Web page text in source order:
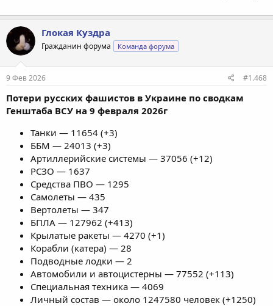
Глокая Куздра
Гражданин форума Команда форума
9 Фев 2026 #1.468
Потери русских фашистов в Украине по сводкам
Генштаба ВСУ на 9 февраля 2026г
Танки — 11654 (+3)
ББМ — 24013 (+3)
Артиллерийские системы — 37056 (+12)
РСЗО — 1637
Средства ПВО — 1295
Самолеты — 435
Вертолеты — 347
БПЛА — 127962 (+413)
Крылатые ракеты — 4270 (+1)
Корабли (катера) — 28
Подводные лодки — 2
Автомобили и автоцистерны — 77552 (+113)
Специальная техника — 4069
Личный состав — около 1247580 человек (+1250)